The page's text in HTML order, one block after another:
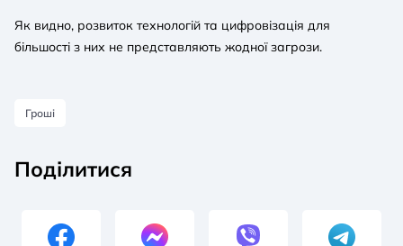
Як видно, розвиток технологій та цифровізація для
більшості з них не представляють жодної загрози.
Гроші
Поділитися